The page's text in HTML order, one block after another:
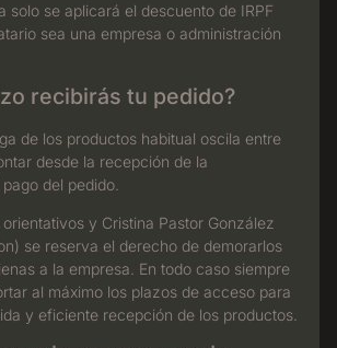
solo se aplicará el descuento de IRPF
sea una empresa o administración
recibirás tu pedido?
de los productos habitual oscila entre
desde la recepción de la
del pedido.
y Cristina Pastor González
se reserva el derecho de demorarlos
a la empresa. En todo caso siempre
al máximo los plazos de acceso para
y eficiente recepción de los productos.